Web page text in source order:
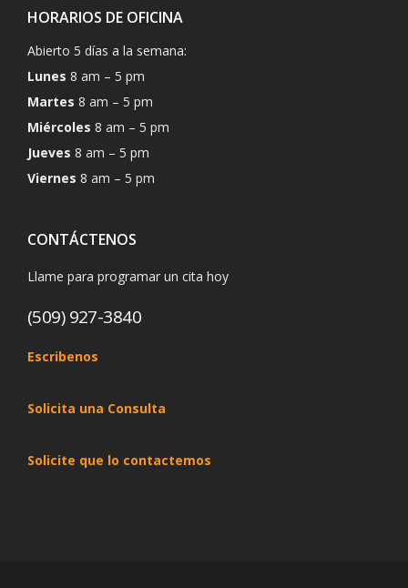
HORARIOS DE OFICINA
Abierto 5 días a la semana:
Lunes 8 am – 5 pm
Martes 8 am – 5 pm
Miércoles 8 am – 5 pm
Jueves 8 am – 5 pm
Viernes 8 am – 5 pm
CONTÁCTENOS
Llame para programar un cita hoy
(509) 927-3840
Escribenos
Solicita una Consulta
Solicite que lo contactemos